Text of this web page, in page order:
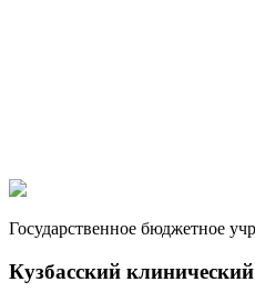
Государственное бюджетное
Кузбасский